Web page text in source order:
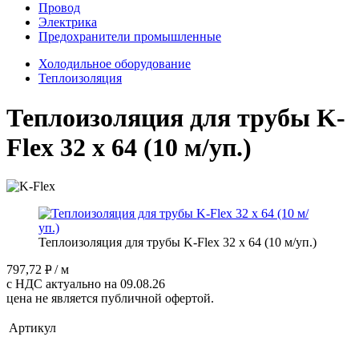
Провод
Электрика
Предохранители промышленные
Холодильное оборудование
Теплоизоляция
Теплоизоляция для трубы K-
Flex 32 х 64 (10 м/уп.)
Теплоизоляция для трубы K-Flex 32 х 64 (10 м/уп.)
797,72 P / м
с НДС актуально на 09.08.26
цена не является публичной офертой.
Артикул